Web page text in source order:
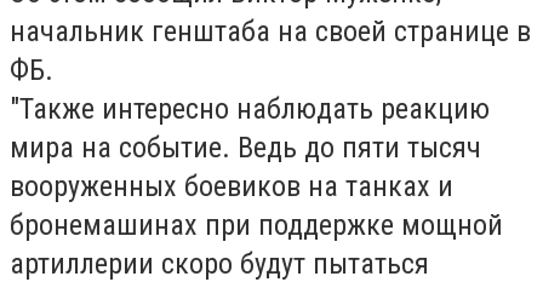
начальник генштаба на своей странице в
ФБ.
"Также интересно наблюдать реакцию
мира на событие. Ведь до пяти тысяч
вооруженных боевиков на танках и
бронемашинах при поддержке мощной
артиллерии скоро будут пытаться